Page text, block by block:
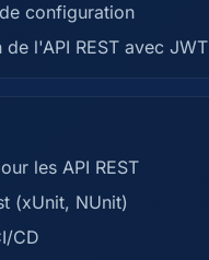
configuration
l'API REST avec JWT
les API REST
(xUnit, NUnit)
CD